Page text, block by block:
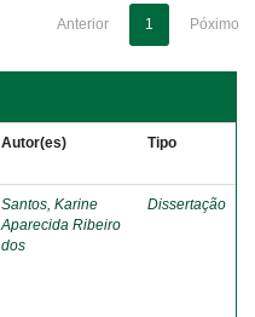
Anterior 1 Póximo
Autor(es) Tipo
Santos, Karine
Aparecida Ribeiro
dos
Dissertação